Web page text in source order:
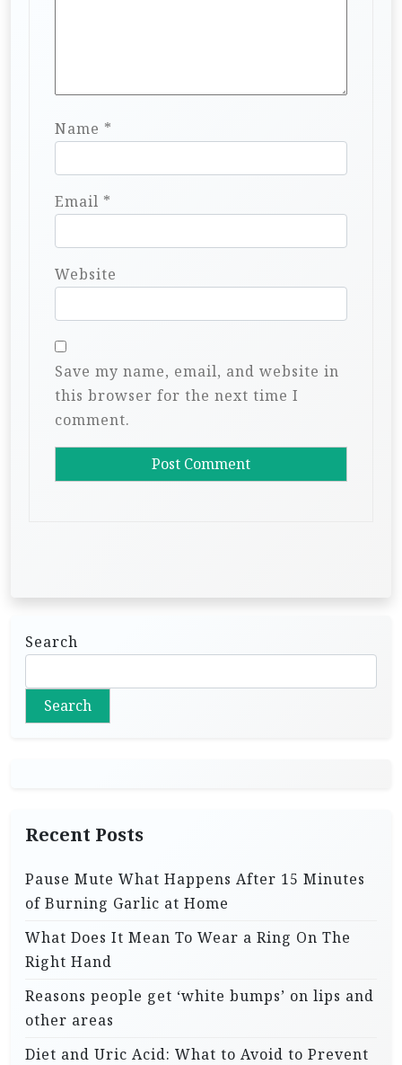
Name *
Email *
Website
Save my name, email, and website in
this browser for the next time I
comment.
Search
Search
Recent Posts
Pause Mute What Happens After 15 Minutes
of Burning Garlic at Home
What Does It Mean To Wear a Ring On The
Right Hand
Reasons people get ‘white bumps’ on lips and
other areas
Diet and Uric Acid: What to Avoid to Prevent